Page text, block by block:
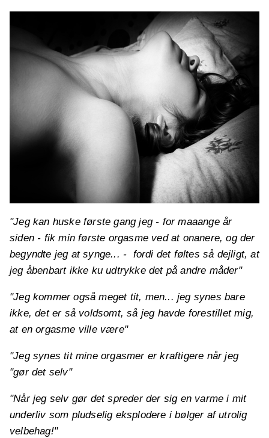
"Jeg kan huske første gang jeg - for maaange år
siden - fik min første orgasme ved at onanere, og der
begyndte jeg at synge... - fordi det føltes så dejligt, at
jeg åbenbart ikke ku udtrykke det på andre måder"
"Jeg kommer også meget tit, men...jeg synes bare
ikke, det er så voldsomt, så jeg havde forestillet mig,
at en orgasme ville være"
"Jeg synes tit mine orgasmer er kraftigere når jeg
"gør det selv"
"Når jeg selv gør det spreder der sig en varme i mit
underliv som pludselig eksplodere i bølger af utrolig
velbehag!"